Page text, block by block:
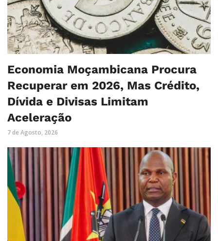
Economia Moçambicana Procura
Recuperar em 2026, Mas Crédito,
Dívida e Divisas Limitam
Aceleração
7 de Agosto, 2026